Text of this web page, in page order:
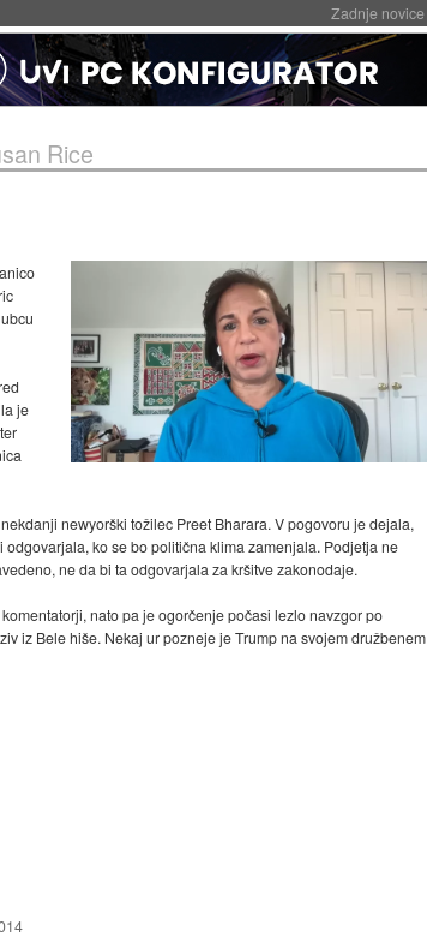
Zadnje novice
Rice
je
newyorški tožilec Preet Bharara. V pogovoru je dejala,
ko se bo politična klima zamenjala. Podjetja ne
ne da bi ta odgovarjala za kršitve zakonodaje.
nato pa je ogorčenje počasi lezlo navzgor po
iz Bele hiše. Nekaj ur pozneje je Trump na svojem družbenem